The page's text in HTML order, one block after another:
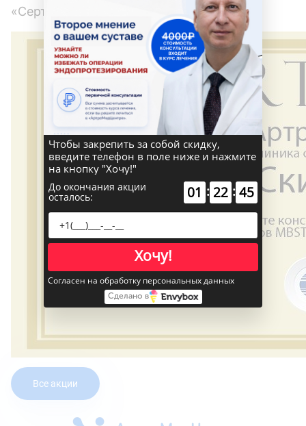
«Сертификат».
Все акции
Чтобы закрепить за собой скидку,
введите телефон в поле ниже и нажмите
на кнопку "Хочу!"
До окончания акции
осталось: 01 : 22 : 45
Хочу!
Согласен на обработку персональных данных
Сделано в